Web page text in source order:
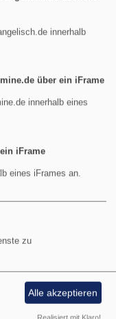
innerhalb
über ein iFrame
innerhalb eines
iFrame
eines iFrames an.
zu
Alle akzeptieren